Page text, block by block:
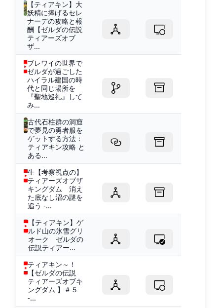
【ティアキン】大
妖精に捧げるセレ
ナーデの攻略と報
酬【ゼルダの伝説
ティアーズオブ
ザ...
ブレワイの世界で
ゼルダが過ごした
ハイラル建国の時
代と同じ場所を
『聖地巡礼』して
み...
古代石柱群の洞窟
で夢見の勇者服を
ゲットする方法：
ティアキン攻略 と
ある...
生【考察視点の】
ティアーズオブザ
キングダム 消え
た底なし沼の謎を
追う -...
【ティアキン】ゲ
ルド山の氷雪グリ
オーク ゼルダの
伝説ティアー...
ティアキン～！
【ゼルダの伝説
ティアーズオブキ
ングダム 】＃５
-...